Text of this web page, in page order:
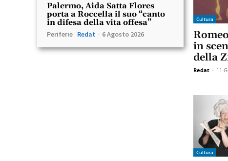
Palermo, Aida Satta Flores
porta a Roccella il suo “canto
in difesa della vita offesa”
Periferie Redat - 6 Agosto 2026
Cultura
in
della
Redat - 11
Cultura